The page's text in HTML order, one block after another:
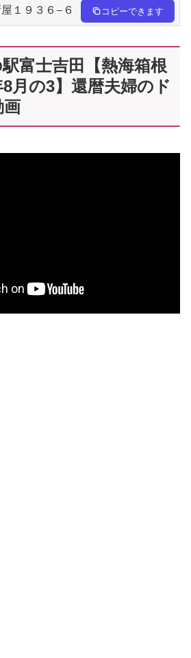
１９３６−６　道の駅富士吉田
コピーできます
富士吉田【熱海箱根
月の3】還暦夫婦のド
画